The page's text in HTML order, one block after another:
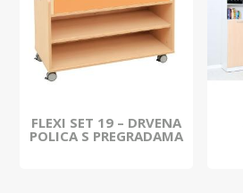
FLEXI SET 19 – DRVENA
POLICA S PREGRADAMA